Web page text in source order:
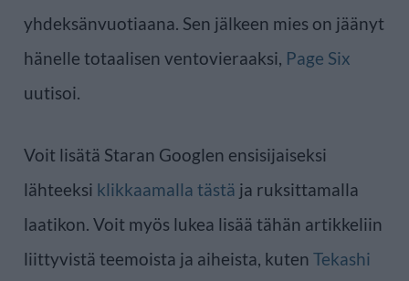
yhdeksänvuotiaana. Sen jälkeen mies on jäänyt
hänelle totaalisen ventovieraaksi, Page Six
uutisoi.
Voit lisätä Staran Googlen ensisijaiseksi
lähteeksi klikkaamalla tästä ja ruksittamalla
laatikon. Voit myös lukea lisää tähän artikkeliin
liittyvistä teemoista ja aiheista, kuten Tekashi